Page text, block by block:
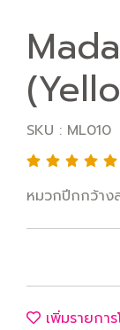
SKU : ML010
หมวกปีกกว้าง
เพิ่มรายกา